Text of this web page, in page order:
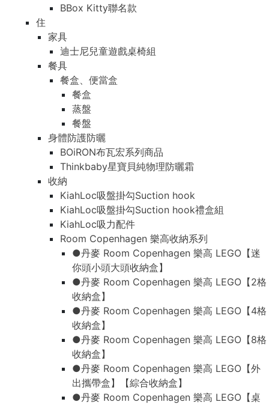
BBox Kitty聯名款
住
家具
迪士尼兒童遊戲桌椅組
餐具
餐盒、便當盒
餐盒
蒸盤
餐盤
身體防護防曬
BOiRON布瓦宏系列商品
Thinkbaby星寶貝純物理防曬霜
收納
KiahLoc吸盤掛勾Suction hook
KiahLoc吸盤掛勾Suction hook禮盒組
KiahLoc吸力配件
Room Copenhagen 樂高收納系列
●丹麥 Room Copenhagen 樂高 LEGO【迷
你頭小頭大頭收納盒】
●丹麥 Room Copenhagen 樂高 LEGO【2格
收納盒】
●丹麥 Room Copenhagen 樂高 LEGO【4格
收納盒】
●丹麥 Room Copenhagen 樂高 LEGO【8格
收納盒】
●丹麥 Room Copenhagen 樂高 LEGO【外
出攜帶盒】【綜合收納盒】
●丹麥 Room Copenhagen 樂高 LEGO【桌